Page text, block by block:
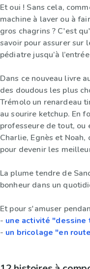
Et oui ! Sans cela,
machine à laver ou à
gros chagrins ? C'est
savoir pour assurer sur
pédiatre jusqu’à
Dans ce nouveau livre
des doudous les plus
Trémolo un renardeau
au sourire ketchup. En
professeure de tout, ou
Charlie, Egnès et
pour devenir les
La plume tendre de
bonheur dans un
Et pour s'amuser
- une activité "dessine
- un bricolage "en